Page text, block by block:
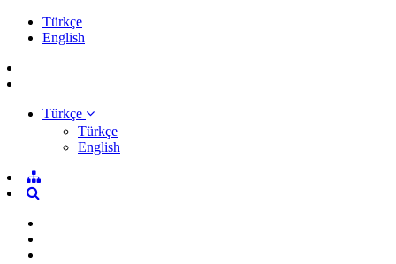
Türkçe
English
Türkçe
Türkçe
English